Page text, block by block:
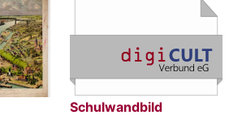
Schulwandbild